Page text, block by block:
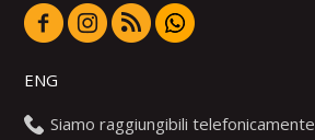
ENG
Siamo raggiungibili telefonicamente